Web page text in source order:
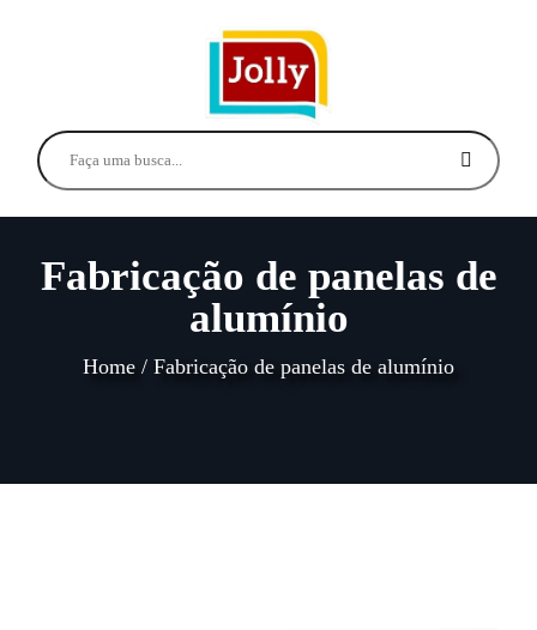
Fabricação de panelas de
alumínio
Home / Fabricação de panelas de alumínio